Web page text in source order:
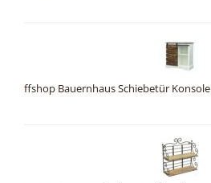
ffshop Bauernhaus Schiebetür Konsole